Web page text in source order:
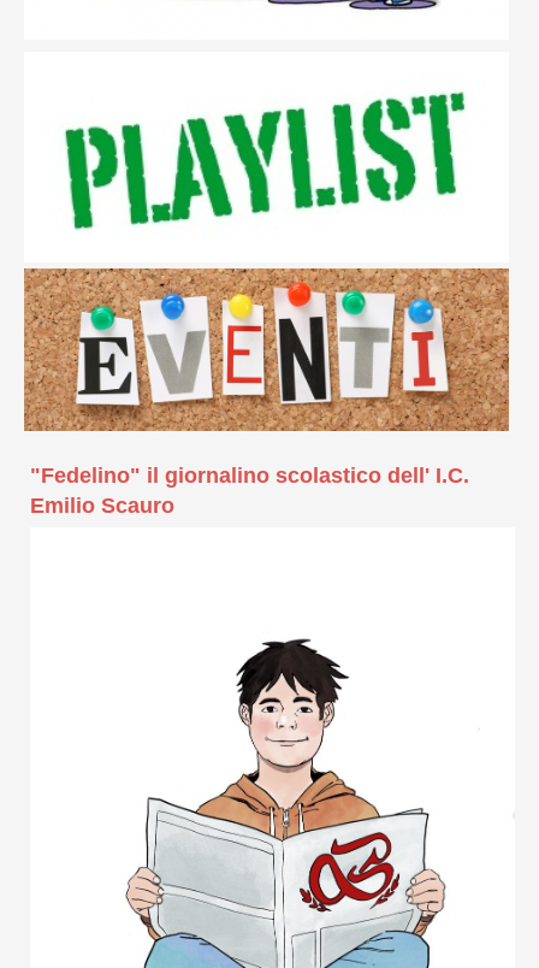
"Fedelino" il giornalino scolastico dell' I.C.
Emilio Scauro